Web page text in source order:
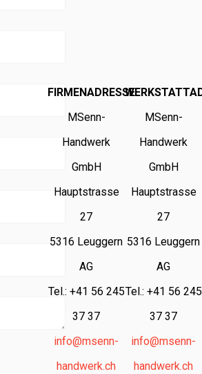
FIRMENADRESSE
MSenn-
Handwerk
GmbH
Hauptstrasse
27
5316 Leuggern
AG
Tel.: +41 56 245
37 37
info@msenn-
handwerk.ch
MSenn-
Handwerk
GmbH
Hauptstrasse
27
5316 Leuggern
AG
Tel.: +41 56 245
37 37
info@msenn-
handwerk.ch